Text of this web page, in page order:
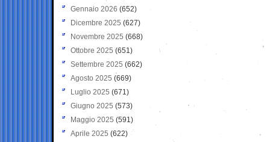
Gennaio 2026 (652)
Dicembre 2025 (627)
Novembre 2025 (668)
Ottobre 2025 (651)
Settembre 2025 (662)
Agosto 2025 (669)
Luglio 2025 (671)
Giugno 2025 (573)
Maggio 2025 (591)
Aprile 2025 (622)